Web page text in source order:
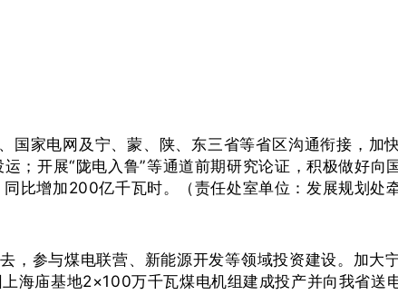
国家电网及宁、蒙、陕、东三省等省区沟通衔接，加
；开展“陇电入鲁”等通道前期研究论证，积极做好向
增加200亿千瓦时。（责任处室单位：发展规划处
，参与煤电联营、新能源开发等领域投资建设。加大
海庙基地2×100万千瓦煤电机组建成投产并向我省送